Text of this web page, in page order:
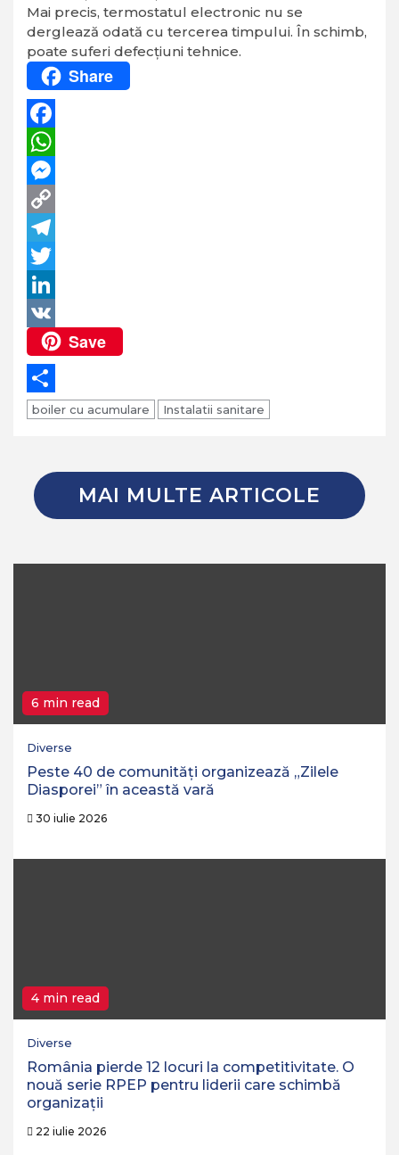
Mai precis, termostatul electronic nu se
derglează odată cu tercerea timpului. În schimb,
poate suferi defecțiuni tehnice.
Share
Facebook
WhatsApp
Messenger
Copy
Link
Telegram
Twitter
LinkedIn
VK
Save
Partajează
boiler cu acumulare Instalatii sanitare
MAI MULTE ARTICOLE
6 min read
Diverse
Peste 40 de comunități organizează „Zilele
Diasporei” în această vară
30 iulie 2026
4 min read
Diverse
România pierde 12 locuri la competitivitate. O
nouă serie RPEP pentru liderii care schimbă
organizații
22 iulie 2026